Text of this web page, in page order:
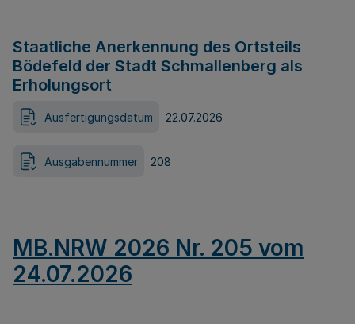
Staatliche Anerkennung des Ortsteils
Bödefeld der Stadt Schmallenberg als
Erholungsort
Ausfertigungsdatum 22.07.2026
Ausgabennummer 208
MB.NRW 2026 Nr. 205 vom
24.07.2026